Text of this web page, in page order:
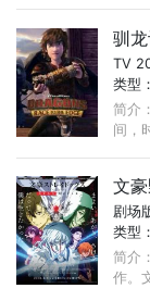
驯
TV
类型
简介
间，
文
剧场
类型
简介
作。